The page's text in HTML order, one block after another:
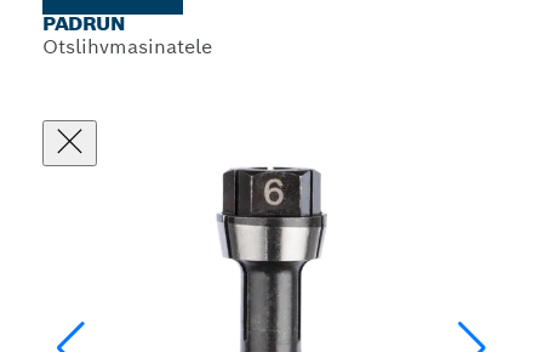
PADRUN
Otslihvmasinatele